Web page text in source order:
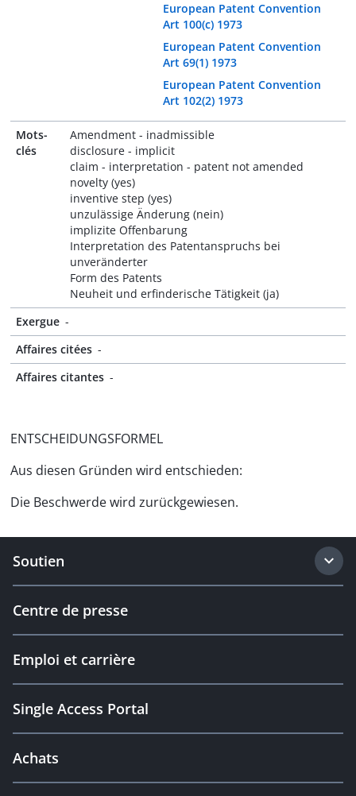
European Patent Convention
Art 100(c) 1973
European Patent Convention
Art 69(1) 1973
European Patent Convention
Art 102(2) 1973
Mots-
clés
Amendment - inadmissible
disclosure - implicit
claim - interpretation - patent not amended
novelty (yes)
inventive step (yes)
unzulässige Änderung (nein)
implizite Offenbarung
Interpretation des Patentanspruchs bei
unveränderter
Form des Patents
Neuheit und erfinderische Tätigkeit (ja)
Exergue -
Affaires citées -
Affaires citantes -
ENTSCHEIDUNGSFORMEL
Aus diesen Gründen wird entschieden:
Die Beschwerde wird zurückgewiesen.
Soutien
Centre de presse
Emploi et carrière
Single Access Portal
Achats